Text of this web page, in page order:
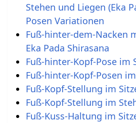
Stehen und Liegen (Eka
Posen Variationen
Fuß-hinter-dem-Nacken
Eka Pada Shirasana
Fuß-hinter-Kopf-Pose im
Fuß-hinter-Kopf-Posen
Fuß-Kopf-Stellung im
Fuß-Kopf-Stellung im
Fuß-Kuss-Haltung im